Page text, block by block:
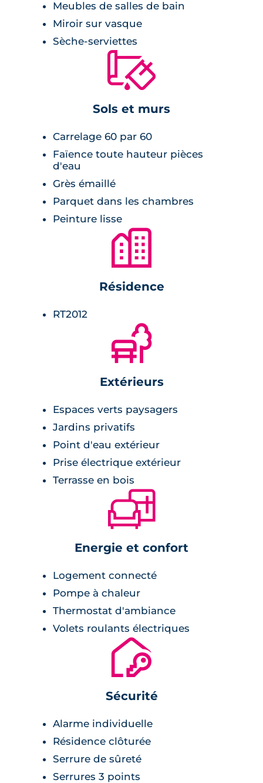
Le chauffage au sol peut aussi refroidir la
pièce en été. L'étage revêtu de parquet
propose 2 salles de bains et un dressing. Il est
également équipé d’un système de
climatisation. Tous les équipements de la villa
Meubles de salles de bain
Miroir sur vasque
Sèche-serviettes
🔨
Sols et murs
Carrelage 60 par 60
Faïence toute hauteur pièces
d'eau
Grès émaillé
Parquet dans les chambres
Peinture lisse
🏙
Résidence
RT2012
🌲
Extérieurs
Espaces verts paysagers
Jardins privatifs
Point d'eau extérieur
Prise électrique extérieur
Terrasse en bois
🛋
Energie et confort
Logement connecté
Pompe à chaleur
Thermostat d'ambiance
Volets roulants électriques
🔐
Sécurité
Alarme individuelle
Résidence clôturée
Serrure de sûreté
Serrures 3 points